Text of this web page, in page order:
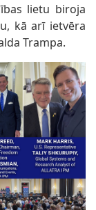
lietu biroja
kā arī ietvēra
Trampa.